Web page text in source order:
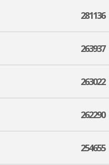
281136
263937
263022
262290
254655